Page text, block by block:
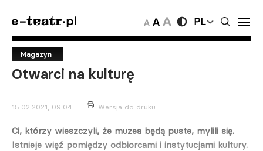
PL
Magazyn
Otwarci na kulturę
15.02.2021, 09:04 Wersja do druku
Ci, którzy wieszczyli, że muzea będą puste, mylili się.
Istnieje więź pomiędzy odbiorcami i instytucjami kultury.